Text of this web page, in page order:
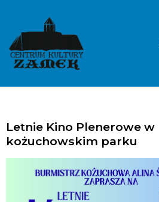
Letnie Kino Plenerowe w
kożuchowskim parku